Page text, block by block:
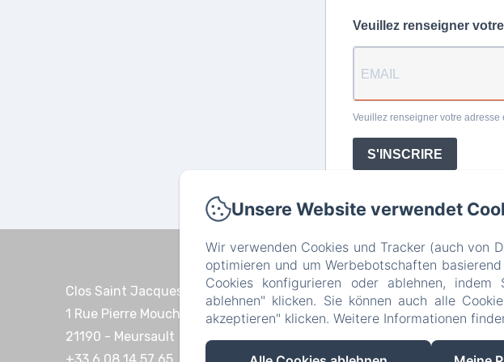
Veuillez renseigner
Veuillez renseigner votre adresse
S'INSCRIRE
Clos Saint Jacques
1 Rue Pierre Mouchoux
21190 - Meursault
Unsere Website verwendet
Wir verwenden Cookies und Tracker (auch von
optimieren und um Werbebotschaften
Cookies konfigurieren oder ablehnen,
ablehnen" klicken. Sie können auch alle
akzeptieren" klicken. Weitere Informationen